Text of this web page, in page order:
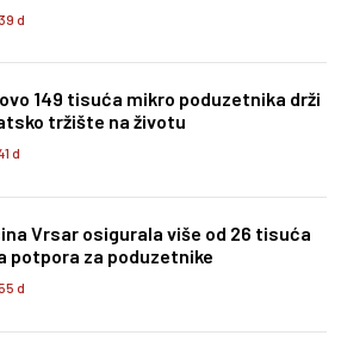
d
149 tisuća mikro poduzetnika drži
tržište na životu
d
Vrsar osigurala više od 26 tisuća
potpora za poduzetnike
d